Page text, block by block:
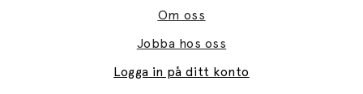
Om oss
Jobba hos oss
Logga in på ditt konto